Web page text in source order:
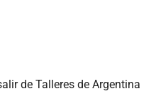
de Talleres de Argentina